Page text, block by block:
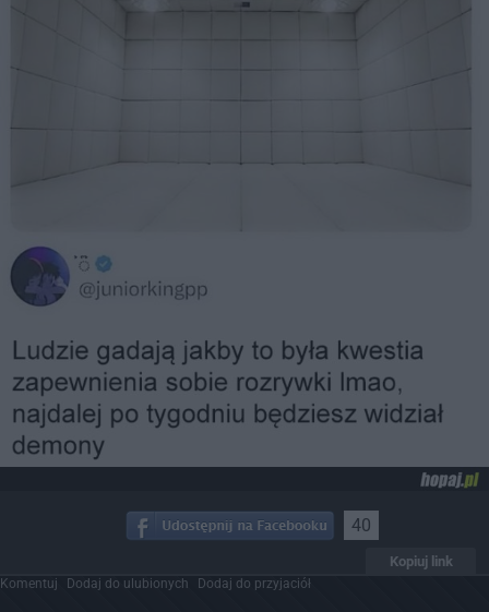
40
Kopiuj link
Komentuj Dodaj do ulubionych Dodaj do przyjaciół